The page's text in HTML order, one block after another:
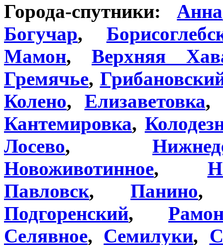
Города-спутники:Анна
Богучар,
Мамон, Верхняя
Гремячье,
Колено, Елизаветовка,
Кантемировка,
Лосево,
Новоживотинное,
Павловск, Панино
Подгоренский,
Селявное, Семилуки,